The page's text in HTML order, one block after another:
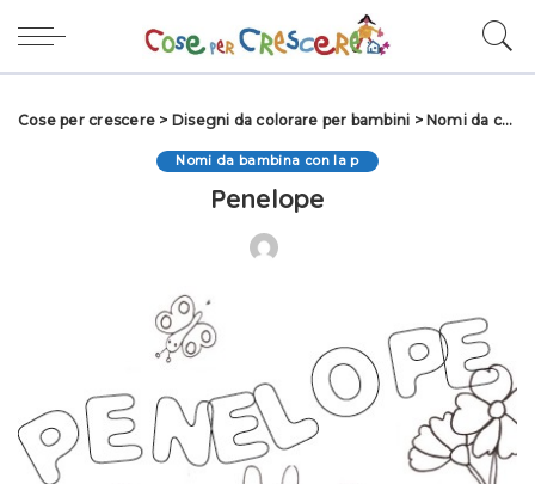
Cose per crescere > Disegni da colorare per bambini > Nomi da colorare
Nomi da bambina con la p
Penelope